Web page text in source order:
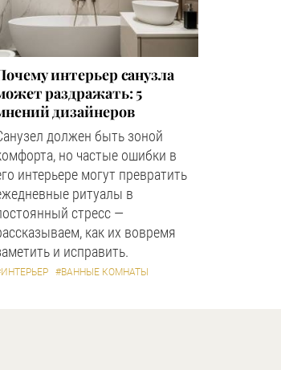
интерьер санузла
раздражать: 5
дизайнеров
должен быть зоной
но частые ошибки в
интерьере могут превратить
ритуалы в
стресс —
как их вовремя
и исправить.
#ВАННЫЕ КОМНАТЫ